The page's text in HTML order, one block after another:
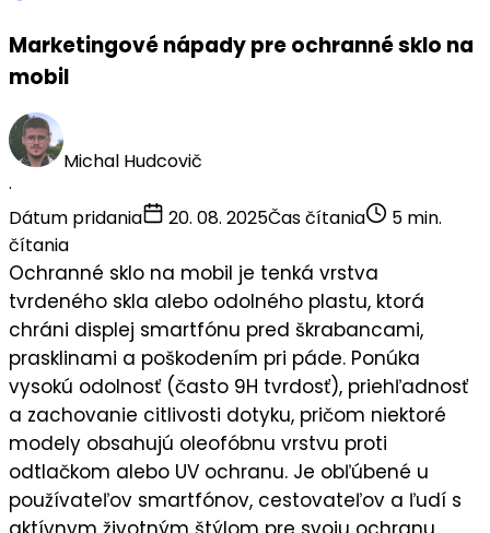
Marketingové nápady pre ochranné sklo na
mobil
Michal Hudcovič
·
Dátum pridania
20. 08. 2025Čas čítania
5 min.
čítania
Ochranné sklo na mobil je tenká vrstva
tvrdeného skla alebo odolného plastu, ktorá
chráni displej smartfónu pred škrabancami,
prasklinami a poškodením pri páde. Ponúka
vysokú odolnosť (často 9H tvrdosť), priehľadnosť
a zachovanie citlivosti dotyku, pričom niektoré
modely obsahujú oleofóbnu vrstvu proti
odtlačkom alebo UV ochranu. Je obľúbené u
používateľov smartfónov, cestovateľov a ľudí s